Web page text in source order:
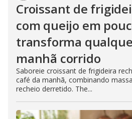
Croissant de
com queijo em
transforma
manhã corrido
Saboreie croissant de frigideira
café da manhã, combinando
recheio derretido. The...